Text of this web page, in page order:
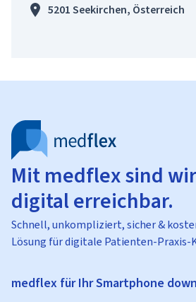
5201 Seekirchen, Österreich
Mit medflex sind
digital erreichbar.
Schnell, unkompliziert, sicher &
Lösung für digitale Patienten-
medflex für Ihr Smartphone